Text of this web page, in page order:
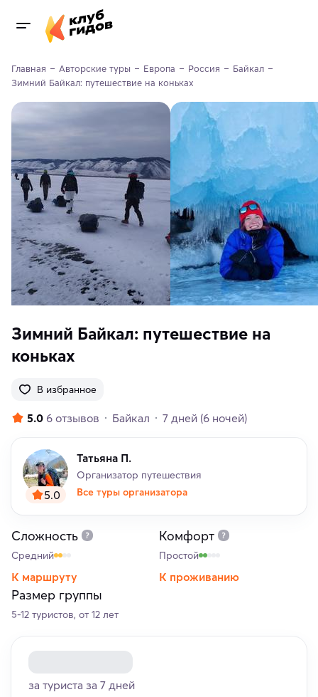
Главная Авторские туры Европа Россия
Байкал
Зимний Байкал: путешествие на коньках
Зимний Байкал: путешествие на
коньках
В избранное
5.0 6 отзывов Байкал 7 дней (6 ночей)
5.0
Татьяна П.
Организатор путешествия
Все туры организатора
Сложность
Средний
К маршруту
Комфорт
Простой
К проживанию
Размер группы
5-12 туристов, от 12 лет
за туриста за 7 дней